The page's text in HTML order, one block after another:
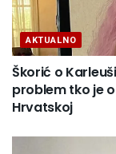
AKTUALNO
Škorić o
problem tko je
Hrvatskoj